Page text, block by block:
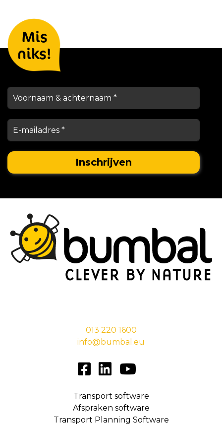
Mis
niks!
013 220 1600
info@bumbal.eu
Transport software
Afspraken software
Transport Planning Software